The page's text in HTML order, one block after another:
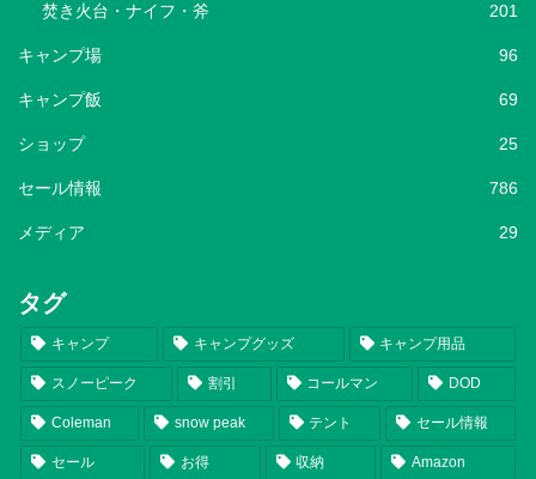
焚き火台・ナイフ・斧 201
キャンプ場 96
キャンプ飯 69
ショップ 25
セール情報 786
メディア 29
タグ
キャンプ キャンプグッズ キャンプ用品
スノーピーク 割引 コールマン DOD
Coleman snow peak テント セール情報
セール お得 収納 Amazon